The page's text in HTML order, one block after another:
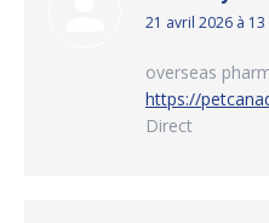
dit
21 avril 2026 à 13
overseas
https://
Direct